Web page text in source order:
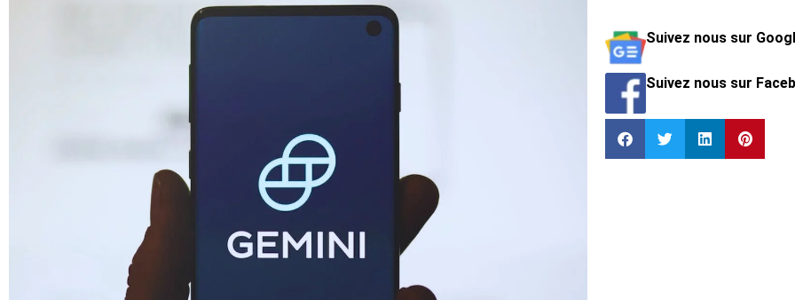
Suivez nous sur
Suivez nous sur